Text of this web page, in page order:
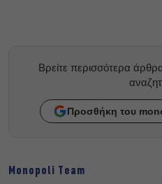
Βρείτε περισσότερα
Προσθήκη του
Monopoli Team